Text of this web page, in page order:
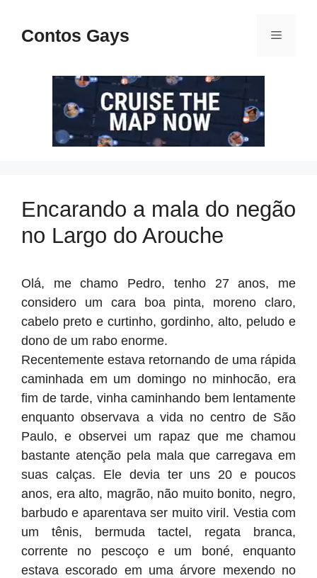
paraContos Gays Menu
Encarando a mala do negão
no Largo do Arouche
Olá, me chamo Pedro, tenho 27 anos, me
considero um cara boa pinta, moreno claro,
cabelo preto e curtinho, gordinho, alto, peludo e
dono de um rabo enorme.
Recentemente estava retornando de uma rápida
caminhada em um domingo no minhocão, era
fim de tarde, vinha caminhando bem lentamente
enquanto observava a vida no centro de São
Paulo, e observei um rapaz que me chamou
bastante atenção pela mala que carregava em
suas calças. Ele devia ter uns 20 e poucos
anos, era alto, magrão, não muito bonito, negro,
barbudo e aparentava ser muito viril. Vestia com
um tênis, bermuda tactel, regata branca,
corrente no pescoço e um boné, enquanto
estava escorado em uma árvore mexendo no